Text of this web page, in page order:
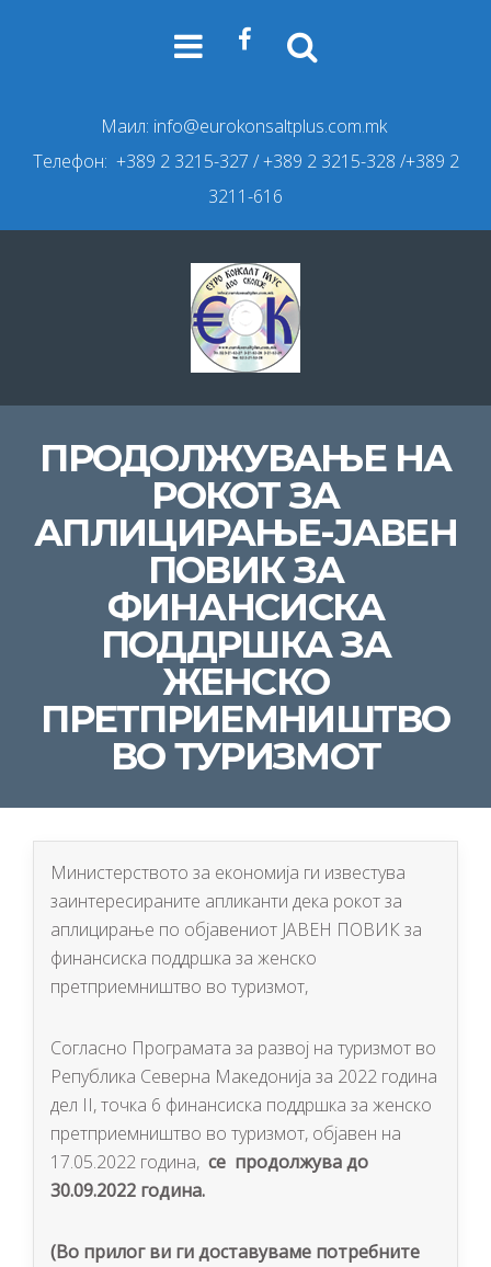
Маил: info@eurokonsaltplus.com.mk
Телефон: +389 2 3215-327 / +389 2 3215-328 /+389 2
3211-616
ПРОДОЛЖУВАЊЕ НА
РОКОТ ЗА
АПЛИЦИРАЊЕ-ЈАВЕН
ПОВИК ЗА
ФИНАНСИСКА
ПОДДРШКА ЗА
ЖЕНСКО
ПРЕТПРИЕМНИШТВО
ВО ТУРИЗМОТ
Министерството за економија ги известува
заинтересираните апликанти дека рокот за
аплицирање по објавениот ЈАВЕН ПОВИК за
финансиска поддршка за женско
претприемништво во туризмот,
Согласно Програмата за развој на туризмот во
Република Северна Македонија за 2022 година
дел II, точка 6 финансиска поддршка за женско
претприемништво во туризмот, објавен на
17.05.2022 година, се продолжува до
30.09.2022 година.
(Во прилог ви ги доставуваме потрeбните